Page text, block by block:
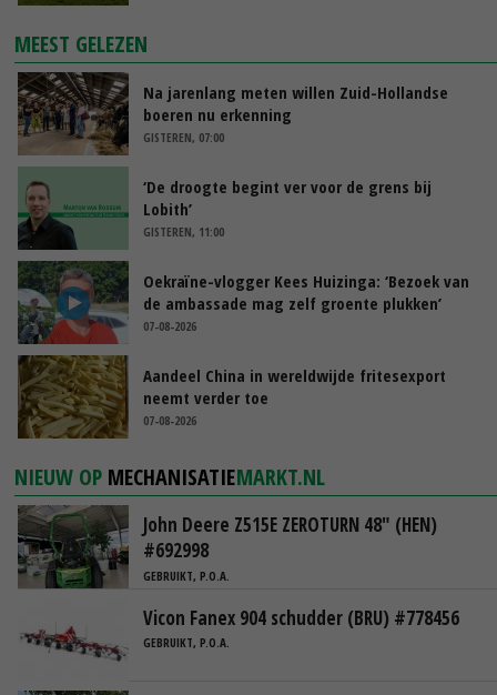
MEEST GELEZEN
Na jarenlang meten willen Zuid-Hollandse
boeren nu erkenning
GISTEREN, 07:00
‘De droogte begint ver voor de grens bij
Lobith’
GISTEREN, 11:00
Oekraïne-vlogger Kees Huizinga: ‘Bezoek van
de ambassade mag zelf groente plukken’
07-08-2026
Aandeel China in wereldwijde fritesexport
neemt verder toe
07-08-2026
NIEUW OP MECHANISATIEMARKT.NL
John Deere Z515E ZEROTURN 48" (HEN)
#692998
GEBRUIKT, P.O.A.
Vicon Fanex 904 schudder (BRU) #778456
GEBRUIKT, P.O.A.